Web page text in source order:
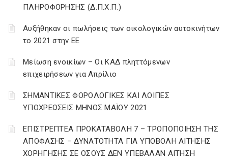
ΠΛΗΡΟΦΟΡΗΣΗΣ (Δ.Π.Χ.Π.)
Αυξήθηκαν οι πωλήσεις των οικολογικών αυτοκινήτων
το 2021 στην ΕΕ
Μείωση ενοικίων – Οι ΚΑΔ πληττόμενων
επιχειρήσεων για Απρίλιο
ΣΗΜΑΝΤΙΚΕΣ ΦΟΡΟΛΟΓΙΚΕΣ ΚΑΙ ΛΟΙΠΕΣ
ΥΠΟΧΡΕΩΣΕΙΣ ΜΗΝΟΣ ΜΑΪΟΥ 2021
ΕΠΙΣΤΡΕΠΤΕΑ ΠΡΟΚΑΤΑΒΟΛΗ 7 – ΤΡΟΠΟΠΟΙΗΣΗ ΤΗΣ
ΑΠΟΦΑΣΗΣ – ΔΥΝΑΤΟΤΗΤΑ ΓΙΑ ΥΠΟΒΟΛΗ ΑΙΤΗΣΗΣ
ΧΟΡΗΓΗΣΗΣ ΣΕ ΟΣΟΥΣ ΔΕΝ ΥΠΕΒΑΛΑΝ ΑΙΤΗΣΗ